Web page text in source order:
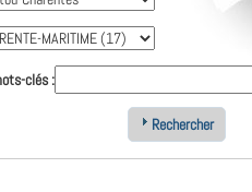
clés :
Rechercher